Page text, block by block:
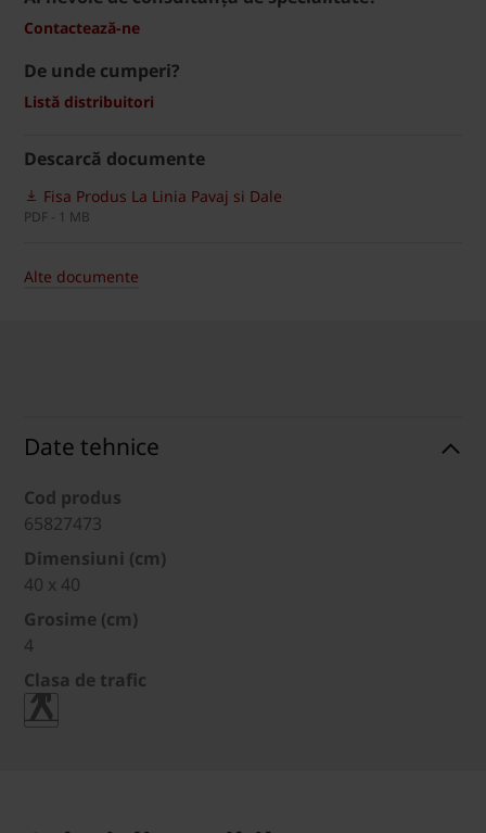
Contactează-ne
De unde cumperi?
Listă distribuitori
Descarcă documente
Fisa Produs La Linia Pavaj si Dale
PDF - 1 MB
Alte documente
Date tehnice
Cod produs
65827473
Dimensiuni (cm)
40 x 40
Grosime (cm)
4
Clasa de trafic